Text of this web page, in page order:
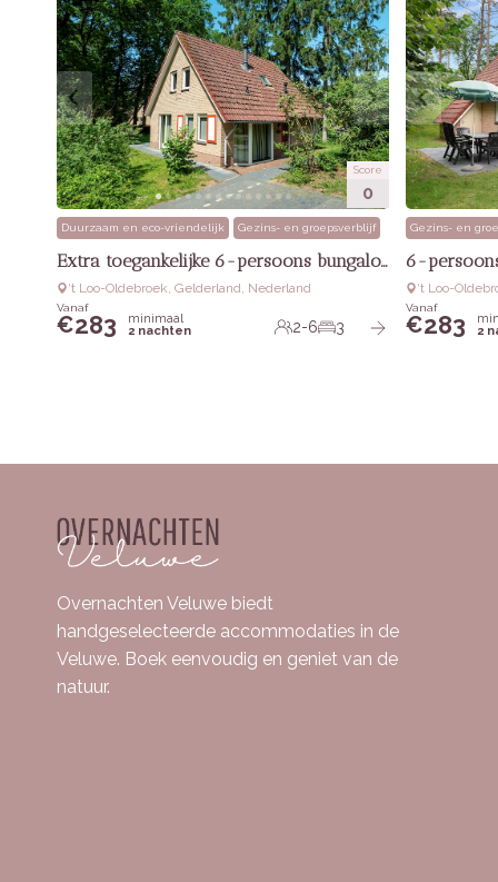
Score
0
Duurzaam en eco-vriendelijk Gezins- en groepsverblijf
Extra toegankelijke 6-persoons bungalow
‘t Loo-Oldebroek, Gelderland, Nederland
Vanaf
€283
minimaal
2 nachten
2-6 3
Gezins- en
6-
‘t Loo-
Vanaf
€283
2
Overnachten Veluwe biedt
handgeselecteerde accommodaties in de
Veluwe. Boek eenvoudig en geniet van de
natuur.